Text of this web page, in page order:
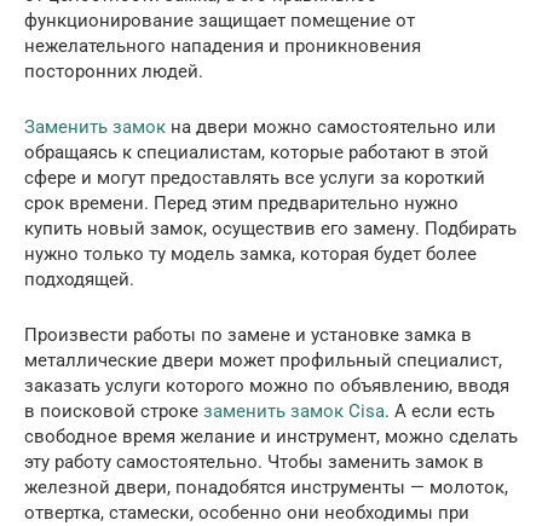
функционирование защищает помещение от
нежелательного нападения и проникновения
посторонних людей.
Заменить замок на двери можно самостоятельно или
обращаясь к специалистам, которые работают в этой
сфере и могут предоставлять все услуги за короткий
срок времени. Перед этим предварительно нужно
купить новый замок, осуществив его замену. Подбирать
нужно только ту модель замка, которая будет более
подходящей.
Произвести работы по замене и установке замка в
металлические двери может профильный специалист,
заказать услуги которого можно по объявлению, вводя
в поисковой строке заменить замок Cisa. А если есть
свободное время желание и инструмент, можно сделать
эту работу самостоятельно. Чтобы заменить замок в
железной двери, понадобятся инструменты — молоток,
отвертка, стамески, особенно они необходимы при